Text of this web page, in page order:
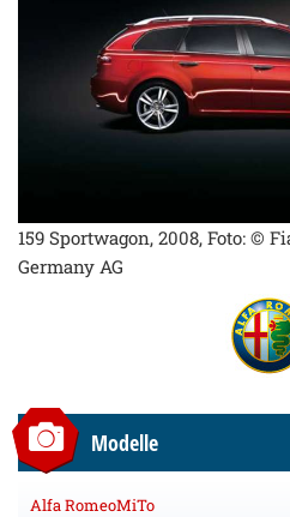
159 Sportwagon, 2008, Foto: ©
Germany AG
Modelle
Alfa RomeoMiTo